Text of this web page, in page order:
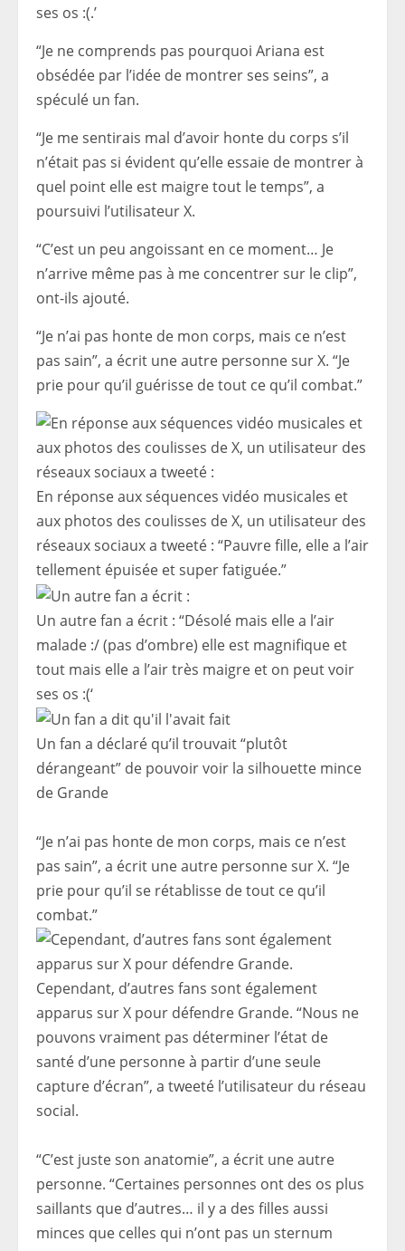
ses os :(.’
“Je ne comprends pas pourquoi Ariana est
obsédée par l’idée de montrer ses seins”, a
spéculé un fan.
“Je me sentirais mal d’avoir honte du corps s’il
n’était pas si évident qu’elle essaie de montrer à
quel point elle est maigre tout le temps”, a
poursuivi l’utilisateur X.
“C’est un peu angoissant en ce moment… Je
n’arrive même pas à me concentrer sur le clip”,
ont-ils ajouté.
“Je n’ai pas honte de mon corps, mais ce n’est
pas sain”, a écrit une autre personne sur X. “Je
prie pour qu’il guérisse de tout ce qu’il combat.”
En réponse aux séquences vidéo musicales et
aux photos des coulisses de X, un utilisateur des
réseaux sociaux a tweeté : “Pauvre fille, elle a l’air
tellement épuisée et super fatiguée.”
Un autre fan a écrit : “Désolé mais elle a l’air
malade :/ (pas d’ombre) elle est magnifique et
tout mais elle a l’air très maigre et on peut voir
ses os :(‘
Un fan a déclaré qu’il trouvait “plutôt
dérangeant” de pouvoir voir la silhouette mince
de Grande
“Je n’ai pas honte de mon corps, mais ce n’est
pas sain”, a écrit une autre personne sur X. “Je
prie pour qu’il se rétablisse de tout ce qu’il
combat.”
Cependant, d’autres fans sont également
apparus sur X pour défendre Grande. “Nous ne
pouvons vraiment pas déterminer l’état de
santé d’une personne à partir d’une seule
capture d’écran”, a tweeté l’utilisateur du réseau
social.
“C’est juste son anatomie”, a écrit une autre
personne. “Certaines personnes ont des os plus
saillants que d’autres… il y a des filles aussi
minces que celles qui n’ont pas un sternum